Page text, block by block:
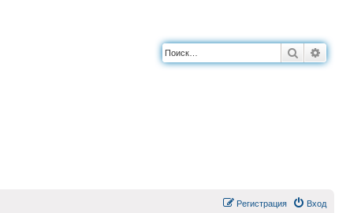
Поиск
Вход
Регистрация